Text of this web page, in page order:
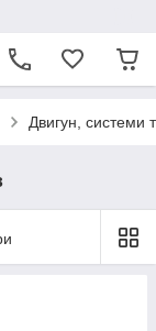
Двигун, системи